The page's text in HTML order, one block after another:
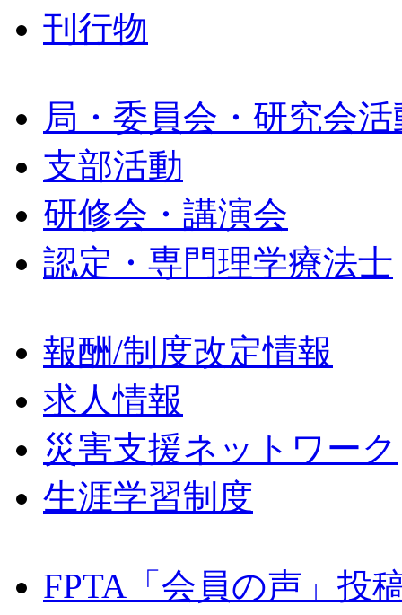
刊行物
局・委員会・研究会
支部活動
研修会・講演会
認定・専門理学療法士
報酬/制度改定情報
求人情報
災害支援ネットワーク
生涯学習制度
FPTA「会員の声」投